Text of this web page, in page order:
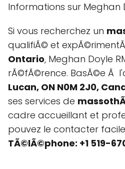
Informations sur Meghan
Si vous recherchez un
qualifiÃ© et
Ontario, Meghan Doyle
rÃ©fÃ©rence. BasÃ©e Ã
Lucan, ON N0M 2J0,
ses services de
cadre accueillant et
pouvez le contacter
TÃ©lÃ©phone: +1 519-